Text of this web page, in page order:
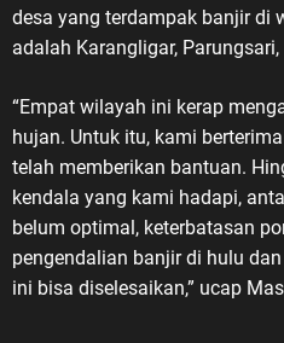
desa yang terdampak banjir di
adalah Karangligar,
“Empat wilayah ini kerap
hujan. Untuk itu, kami
telah memberikan bantuan.
kendala yang kami hadapi,
belum optimal, keterbatasan
pengendalian banjir di hulu
ini bisa diselesaikan,” ucap